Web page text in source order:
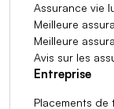
Assurance vie
Meilleure
Meilleure
Avis sur les
Entreprise
Placements de